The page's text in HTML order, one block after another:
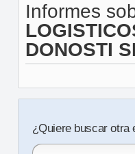
Informes
DONOSTI
¿Quiere buscar otra